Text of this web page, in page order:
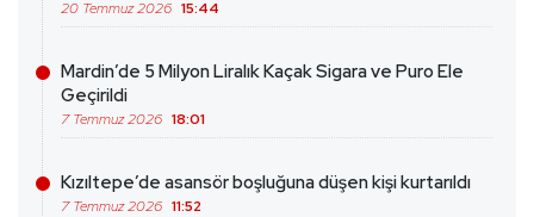
20 Temmuz 2026 15:44
Mardin’de 5 Milyon Liralık Kaçak Sigara ve Puro Ele
Geçirildi
7 Temmuz 2026 18:01
Kızıltepe’de asansör boşluğuna düşen kişi kurtarıldı
7 Temmuz 2026 11:52